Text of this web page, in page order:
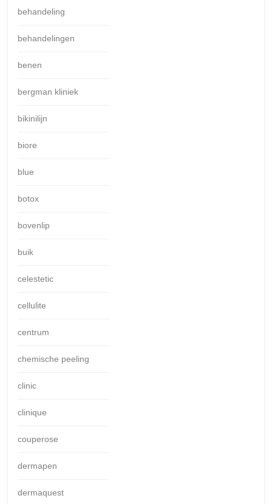
behandeling
behandelingen
benen
bergman kliniek
bikinilijn
biore
blue
botox
bovenlip
buik
celestetic
cellulite
centrum
chemische peeling
clinic
clinique
couperose
dermapen
dermaquest